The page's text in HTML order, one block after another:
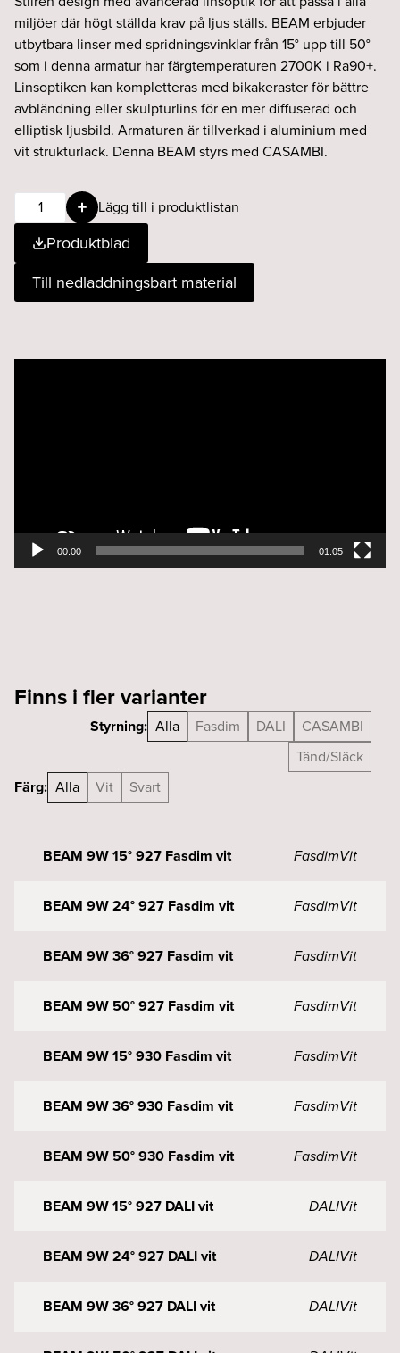
miljöer där högt ställda krav på ljus ställs. BEAM erbjuder
utbytbara linser med spridningsvinklar från 15° upp till 50°
som i denna armatur har färgtemperaturen 2700K i Ra90+.
Linsoptiken kan kompletteras med bikakeraster för bättre
avbländning eller skulpturlins för en mer diffuserad och
elliptisk ljusbild. Armaturen är tillverkad i aluminium med
vit strukturlack. Denna BEAM styrs med CASAMBI.
BEAM
9W
36°
927
CASAMBI
vit
Lägg till i produktlistan
Produktblad
Till nedladdningsbart material
00:00 01:05
Finns i fler varianter
Styrning: Alla Fasdim DALI
CASAMBI
Tänd/Släck
Färg: Alla Vit Svart
BEAM 9W 15° 927 Fasdim vit FasdimVit
BEAM 9W 24° 927 Fasdim vit FasdimVit
BEAM 9W 36° 927 Fasdim vit FasdimVit
BEAM 9W 50° 927 Fasdim vit FasdimVit
BEAM 9W 15° 930 Fasdim vit FasdimVit
BEAM 9W 36° 930 Fasdim vit FasdimVit
BEAM 9W 50° 930 Fasdim vit FasdimVit
BEAM 9W 15° 927 DALI vit DALIVit
BEAM 9W 24° 927 DALI vit DALIVit
BEAM 9W 36° 927 DALI vit DALIVit